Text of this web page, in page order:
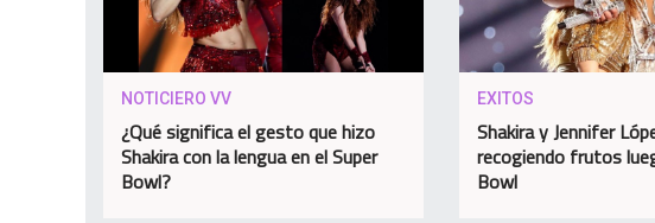
NOTICIERO VV
¿Qué significa el gesto que hizo
Shakira con la lengua en el Super
Bowl?
EXITOS
Shakira y Jennifer
recogiendo frutos
Bowl